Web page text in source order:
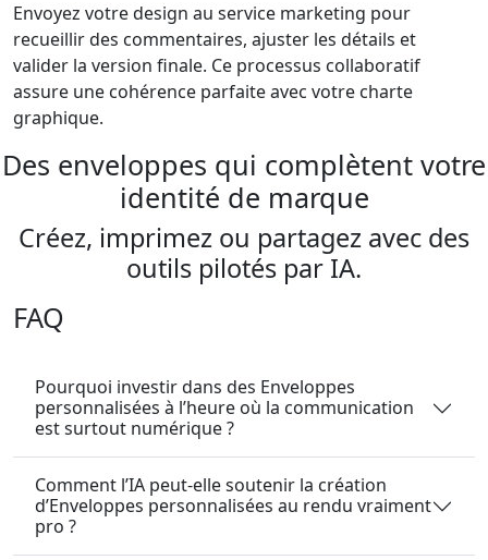
Envoyez votre design au service marketing pour
recueillir des commentaires, ajuster les détails et
valider la version finale. Ce processus collaboratif
assure une cohérence parfaite avec votre charte
graphique.
Des enveloppes qui complètent votre
identité de marque
Créez, imprimez ou partagez avec des
outils pilotés par IA.
FAQ
Pourquoi investir dans des Enveloppes
personnalisées à l’heure où la communication
est surtout numérique ?
Comment l’IA peut-elle soutenir la création
d’Enveloppes personnalisées au rendu vraiment
pro ?